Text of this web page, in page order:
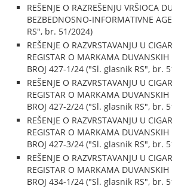
REŠENJE O RAZREŠENJU VRŠIOCA
BEZBEDNOSNO-INFORMATIVNE
RS", br. 51/2024)
REŠENJE O RAZVRSTAVANJU U
REGISTAR O MARKAMA
BROJ 427-1/24 ("Sl. glasnik RS", br.
REŠENJE O RAZVRSTAVANJU U
REGISTAR O MARKAMA
BROJ 427-2/24 ("Sl. glasnik RS", br.
REŠENJE O RAZVRSTAVANJU U
REGISTAR O MARKAMA
BROJ 427-3/24 ("Sl. glasnik RS", br.
REŠENJE O RAZVRSTAVANJU U
REGISTAR O MARKAMA
BROJ 434-1/24 ("Sl. glasnik RS", br.